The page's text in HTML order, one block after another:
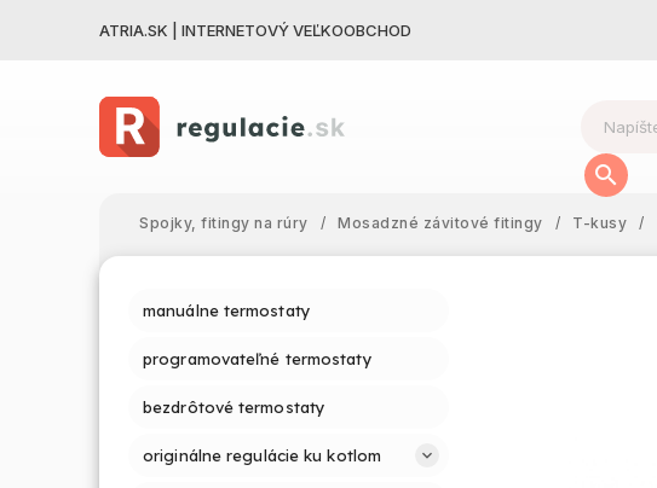
ATRIA.SK | INTERNETOVÝ VEĽKOOBCHOD
Spojky, fitingy na rúry / Mosadzné závitové fitingy / T-kusy /
manuálne termostaty
programovateľné termostaty
bezdrôtové termostaty
originálne regulácie ku kotlom